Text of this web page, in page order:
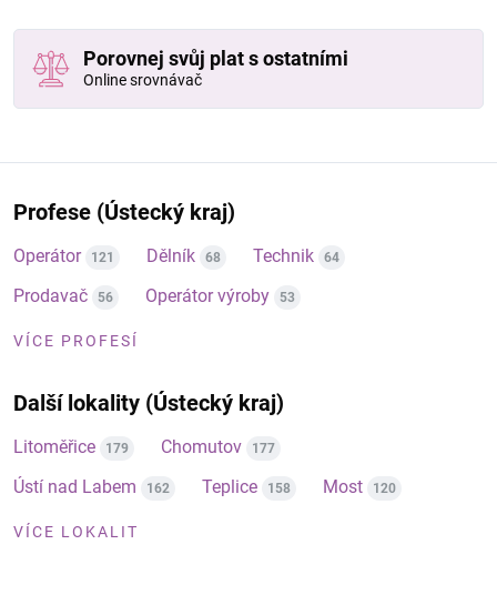
Porovnej svůj plat s ostatními
Online srovnávač
Profese (Ústecký kraj)
Operátor 121 Dělník 68 Technik 64
Prodavač 56 Operátor výroby 53
VÍCE PROFESÍ
Další lokality (Ústecký kraj)
Litoměřice 179 Chomutov 177
Ústí nad Labem 162 Teplice 158 Most 120
VÍCE LOKALIT